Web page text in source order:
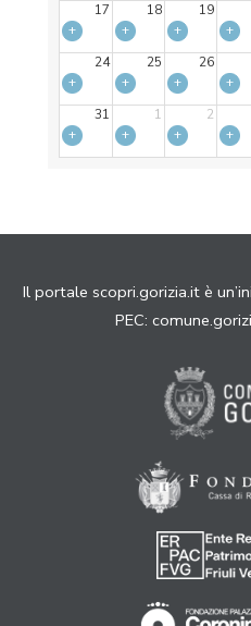
17
18 19
+
+ + +
24
25 26
+
+ + +
31
1 2
+
+ + +
Il portale scopri.gorizia.it è
PEC: